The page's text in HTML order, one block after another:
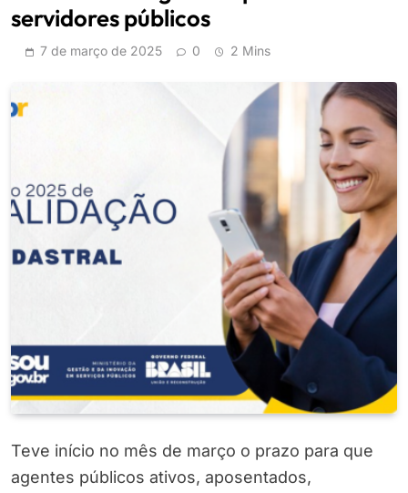
servidores públicos
7 de março de 2025 0 2 Mins
Teve início no mês de março o prazo para que
agentes públicos ativos, aposentados,